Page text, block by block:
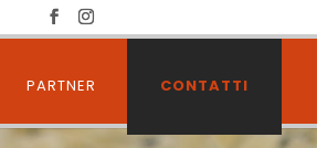
PARTNER CONTATTI